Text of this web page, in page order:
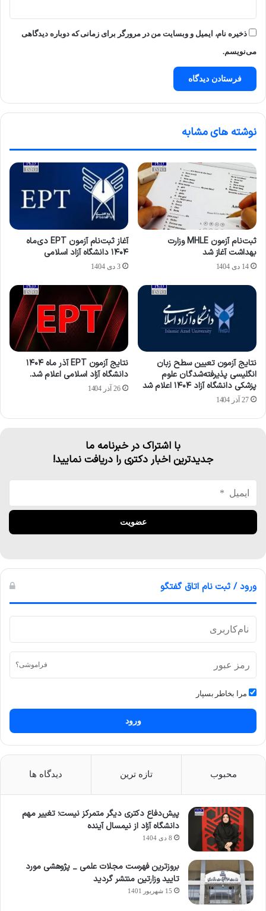
ذخیره نام، ایمیل و وبسایت من در مرورگر برای زمانی که دوباره دیدگاهی
می‌نویسم.
نوشته های مشابه
ثبت‌نام آزمون MHLE وزارت
بهداشت آغاز شد
14 دی 1404
آغاز ثبت‌نام آزمون EPT دی‌ماه
۱۴۰۴ دانشگاه آزاد اسلامی
3 دی 1404
نتایج آزمون تعیین سطح زبان
انگلیسی پذیرفته‌شدگان علوم
پزشکی دانشگاه آزاد ۱۴۰۴ اعلام شد
27 آذر 1404
نتایج آزمون EPT آذر ماه ۱۴۰۴
دانشگاه آزاد اسلامی اعلام شد.
26 آذر 1404
با اشتراک در خبرنامه ما
جدیدترین اخبار دکتری را دریافت نمایید!
ورود / ثبت نام اتاق گفتگو
فراموشی؟
مرا بخاطر بسپار
ورود
محبوب تازه ترین دیدگاه ها
پیش‌دفاع دکتری دیگر متمرکز نیست؛ تغییر مهم
دانشگاه آزاد از نیمسال آینده
8 دی 1404
بروزترین فهرست مجلات علمی _ پژوهشی مورد
تایید وزارتین منتشر گردید
15 شهریور 1401